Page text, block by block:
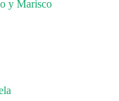
y Marisco